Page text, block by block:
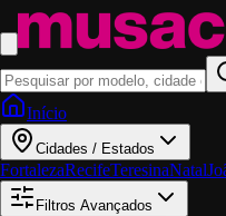
Início
Cidades / Estados
FortalezaRecifeTeresinaNatal
Filtros Avançados